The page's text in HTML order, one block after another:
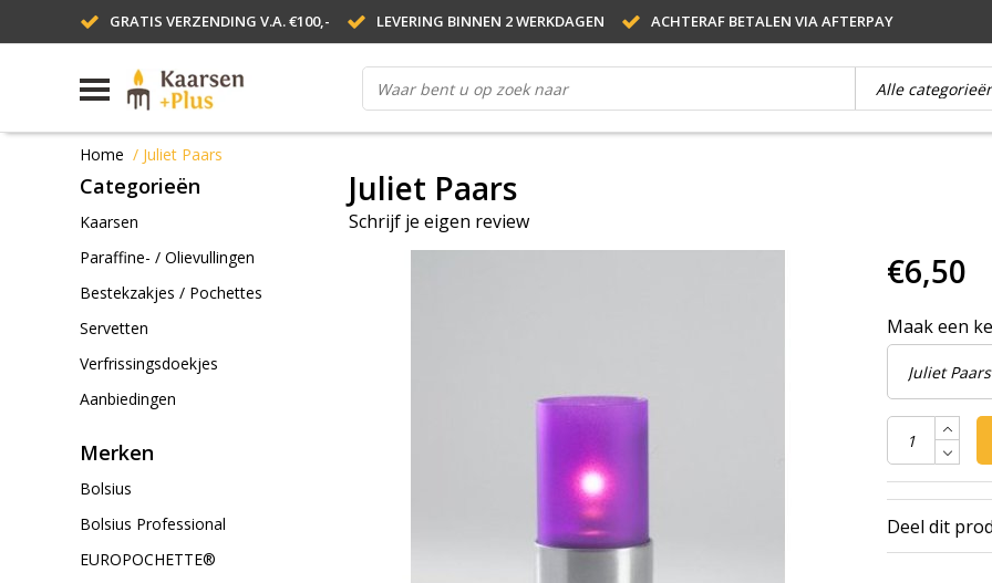
GRATIS VERZENDING V.A. €100,- LEVERING BINNEN 2 WERKDAGEN ACHTERAF BETALEN VIA AFTERPAY
Home / Juliet Paars
Categorieën
Kaarsen
Paraffine- / Olievullingen
Bestekzakjes / Pochettes
Servetten
Verfrissingsdoekjes
Aanbiedingen
Merken
Bolsius
Bolsius Professional
EUROPOCHETTE®
Juliet Paars
Schrijf je eigen review
€6,50
Maak een
Deel dit